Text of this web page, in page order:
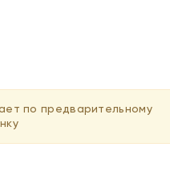
по предварительному